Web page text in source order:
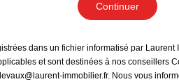
Continuer
dans un fichier informatisé par
et sont destinées à nos conseillers
immobilier.fr. Nous vous